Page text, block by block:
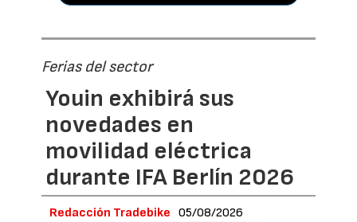
Ferias del sector
Youin exhibirá sus
novedades en
movilidad eléctrica
durante IFA Berlín 2026
Redacción Tradebike 05/08/2026